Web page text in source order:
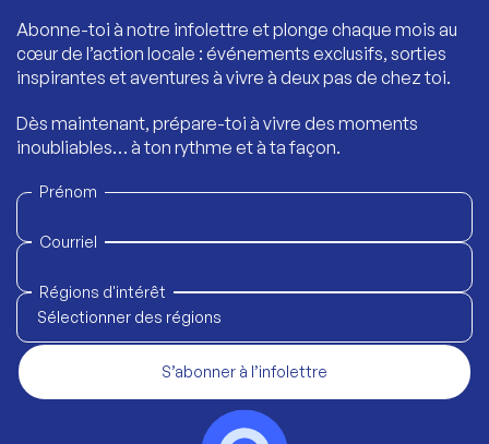
Abonne-toi à notre infolettre et plonge chaque mois au
cœur de l’action locale : événements exclusifs, sorties
inspirantes et aventures à vivre à deux pas de chez toi.
Dès maintenant, prépare-toi à vivre des moments
inoubliables… à ton rythme et à ta façon.
Prénom
Courriel
Régions d'intérêt
Sélectionner des régions
S’abonner à l’infolettre